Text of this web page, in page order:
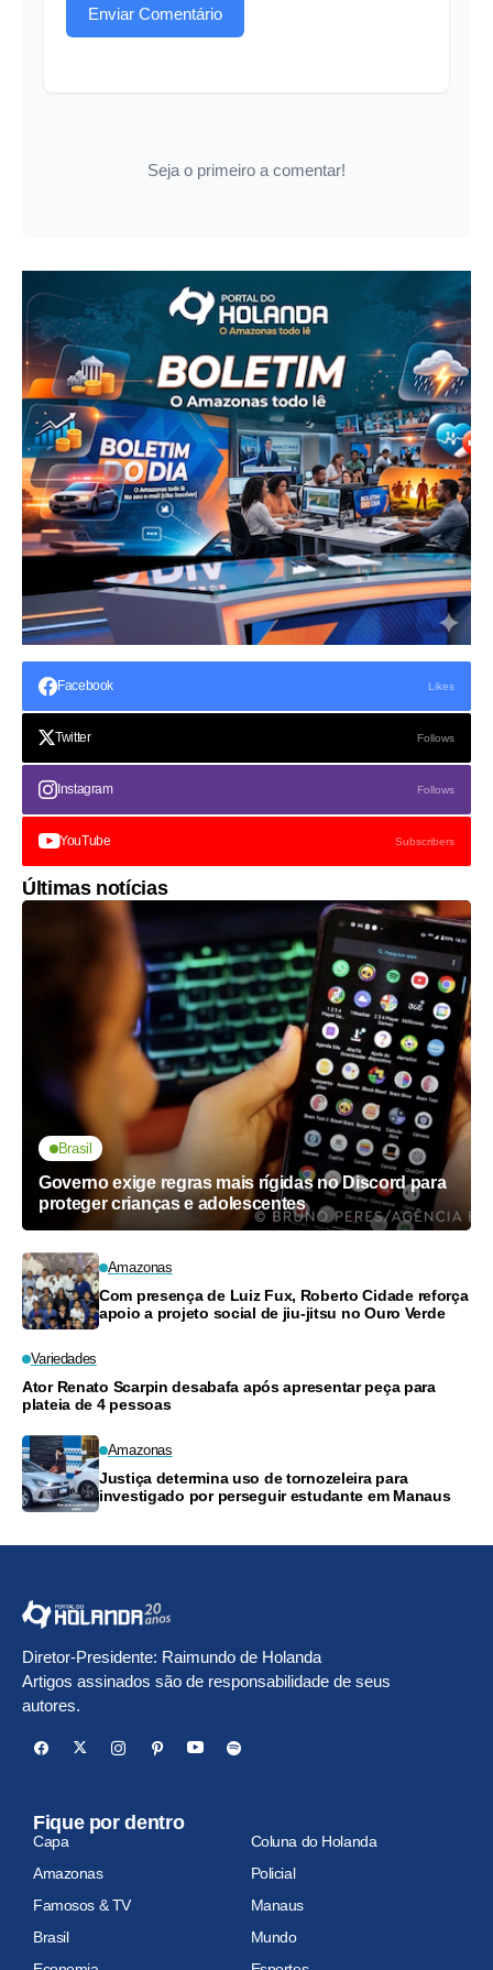
Enviar Comentário
Seja o primeiro a comentar!
Facebook Likes
Twitter Follows
Instagram Follows
YouTube Subscribers
Últimas notícias
Brasil
Governo exige regras mais rígidas no Discord para
proteger crianças e adolescentes
Amazonas
Com presença de Luiz Fux, Roberto Cidade reforça
apoio a projeto social de jiu-jitsu no Ouro Verde
Variedades
Ator Renato Scarpin desabafa após apresentar peça para
plateia de 4 pessoas
Amazonas
Justiça determina uso de tornozeleira para
investigado por perseguir estudante em Manaus
Diretor-Presidente: Raimundo de Holanda
Artigos assinados são de responsabilidade de seus
autores.
Fique por dentro
Capa
Coluna do Holanda
Amazonas
Policial
Famosos & TV
Manaus
Brasil
Mundo